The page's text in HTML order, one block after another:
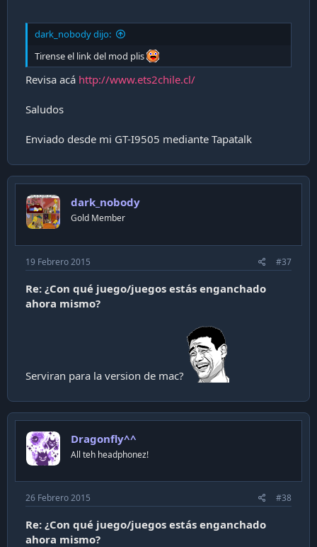
dark_nobody dijo:
Tirense el link del mod plis
Revisa acá http://www.ets2chile.cl/
Saludos
Enviado desde mi GT-I9505 mediante Tapatalk
dark_nobody
Gold Member
19 Febrero 2015 #37
Re: ¿Con qué juego/juegos estás enganchado
ahora mismo?
Serviran para la version de mac?
Dragonfly^^
All teh headphonez!
26 Febrero 2015 #38
Re: ¿Con qué juego/juegos estás enganchado
ahora mismo?